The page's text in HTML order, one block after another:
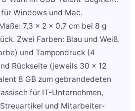
Windows und Mac.
7,3 x 2 x 0,7 cm bei 8 g
Zwei Farben: Blau und Weiß.
und Tampondruck (4
Rückseite (jeweils 30 x 12
8 GB zum gebrandedeten
für IT-Unternehmen,
und Mitarbeiter-